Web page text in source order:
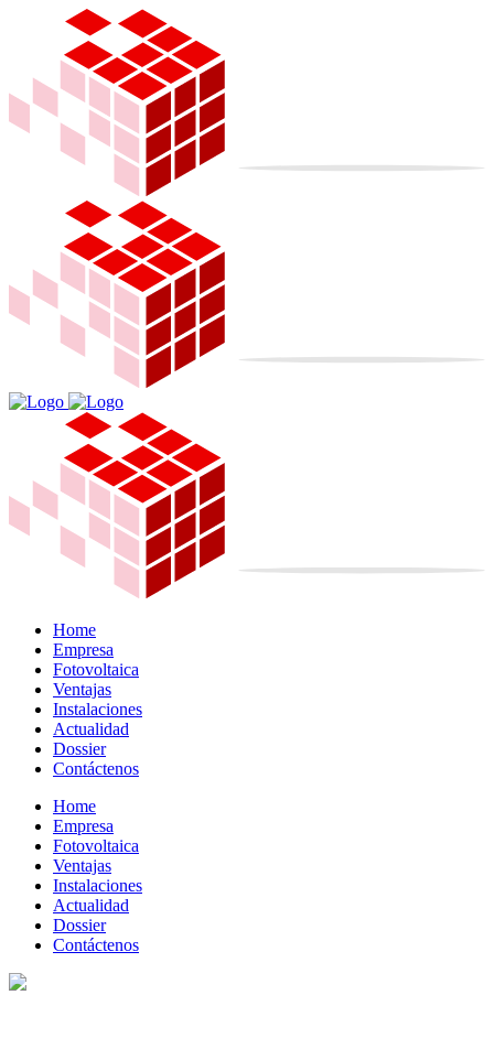
Home
Empresa
Fotovoltaica
Ventajas
Instalaciones
Actualidad
Dossier
Contáctenos
Home
Empresa
Fotovoltaica
Ventajas
Instalaciones
Actualidad
Dossier
Contáctenos